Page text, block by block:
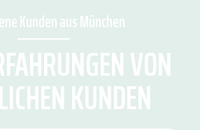
Kunden aus München
VON
KUNDEN